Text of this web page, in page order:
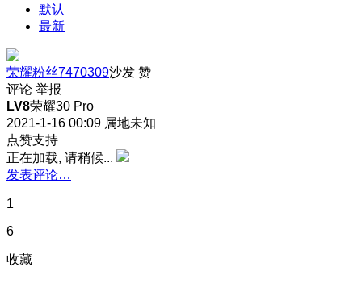
默认
最新
荣耀粉丝7470309沙发 赞
评论 举报
LV8荣耀30 Pro
2021-1-16 00:09 属地未知
点赞支持
正在加载, 请稍候...
发表评论…
1
6
收藏